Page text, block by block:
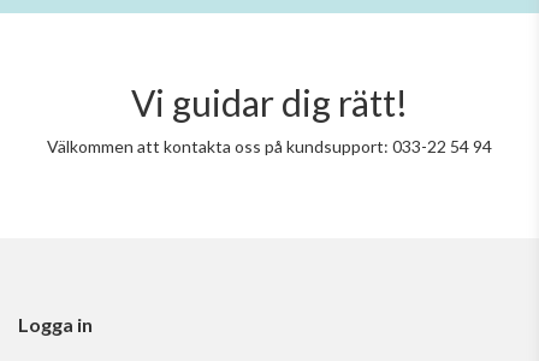
Vi guidar dig rätt!
Välkommen att kontakta oss på kundsupport: 033-22 54 94
Logga in